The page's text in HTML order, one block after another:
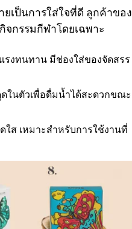
เป็นการใส่ใจที่ดี ลูกค้าของ
จกรรมกีฬาโดยเฉพาะ
รงทนทาน มีช่องใส่ของจัดสรร
ในตัวเพื่อดื่มน้ำได้สะดวกขณะ
ใส เหมาะสำหรับการใช้งานที่